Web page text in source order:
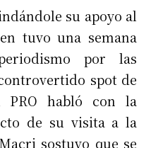
su apoyo al
tuvo una semana
por las
spot de
PRO habló con la
de su visita a la
sostuvo que se